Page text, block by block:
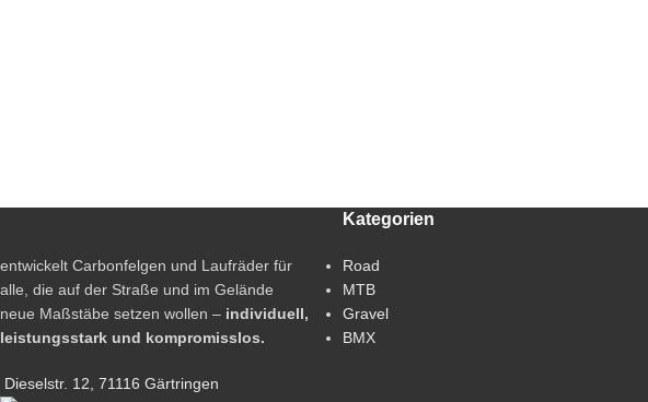
entwickelt Carbonfelgen und Laufräder für
alle, die auf der Straße und im Gelände
neue Maßstäbe setzen wollen – individuell,
leistungsstark und kompromisslos.
Dieselstr. 12, 71116 Gärtringen
Kategorien
Road
MTB
Gravel
BMX